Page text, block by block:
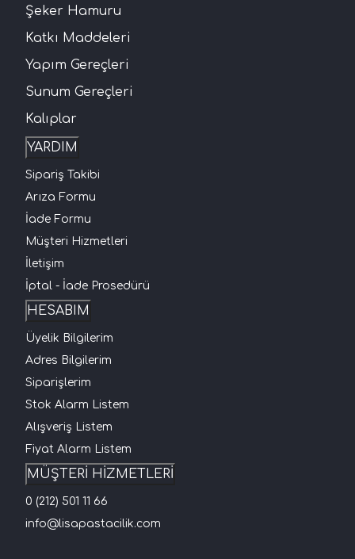
Şeker Hamuru
Katkı Maddeleri
Yapım Gereçleri
Sunum Gereçleri
Kalıplar
YARDIM
Sipariş Takibi
Arıza Formu
İade Formu
Müşteri Hizmetleri
İletişim
İptal - İade Prosedürü
HESABIM
Üyelik Bilgilerim
Adres Bilgilerim
Siparişlerim
Stok Alarm Listem
Alışveriş Listem
Fiyat Alarm Listem
MÜŞTERİ HİZMETLERİ
0 (212) 501 11 66
info@lisapastacilik.com